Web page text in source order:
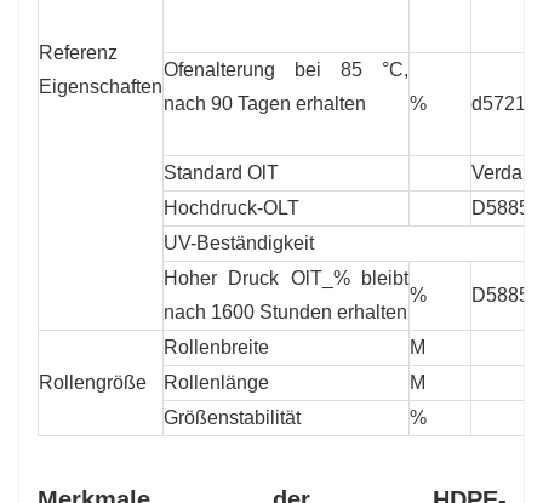
Referenz
Eigenschaften
Ofenalterung bei 85 °C,
nach 90 Tagen erhalten
% d5721
Standard OlT
Hochdruck-OLT
D5885
UV-Beständigkeit
Hoher Druck OlT_% bleibt
nach 1600 Stunden erhalten
% D5885
Rollengröße
Rollenbreite
M
Rollenlänge
M
Größenstabilität
%